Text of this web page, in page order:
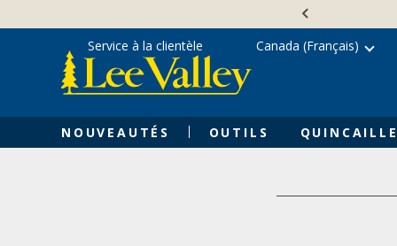
content
NOUVEAUTÉS OUTILS
Service à la clientèle Canada (Français)